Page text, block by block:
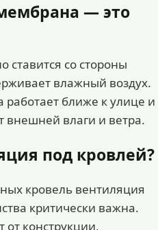
— это
ставится со стороны
влажный воздух.
ближе к улице и
внешней влаги и ветра.
под кровлей?
кровель вентиляция
критически важна.
от конструкции,